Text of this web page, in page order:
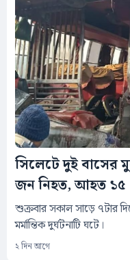
সিলেটে দুই বাসের
জন নিহত, আহত ১৫
শুক্রবার সকাল সাড়ে ৭টার
মর্মান্তিক দুর্ঘটনাটি ঘটে।
২ দিন আগে